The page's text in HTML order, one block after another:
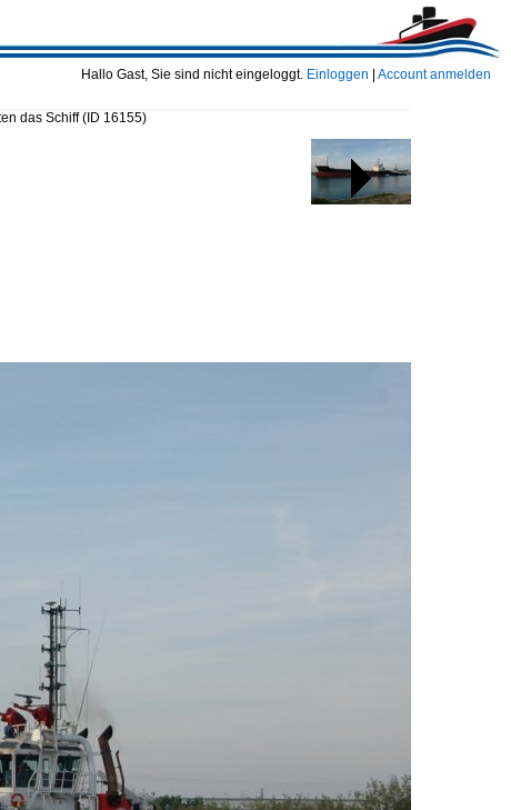
Hallo Gast, Sie sind nicht eingeloggt. Einloggen Account anmelden
das Schiff(ID 16155)